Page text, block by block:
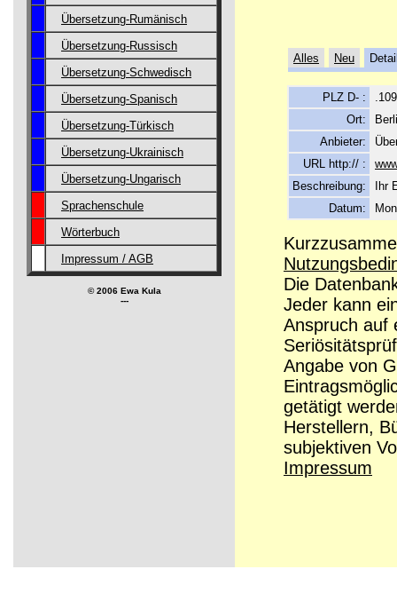
Übersetzung-Rumänisch
Übersetzung-Russisch
Übersetzung-Schwedisch
Übersetzung-Spanisch
Übersetzung-Türkisch
Übersetzung-Ukrainisch
Übersetzung-Ungarisch
Sprachenschule
Wörterbuch
Impressum / AGB
© 2006 Ewa Kula
---
Alles Neu
PLZ D- :
Ort:
Anbieter:
URL http:// :
Beschreibung:
Ihr
Datum:
Die
Jeder kann
Anspruch auf
Angabe von
getätigt
Herstellern,
subjektiven
Impressum